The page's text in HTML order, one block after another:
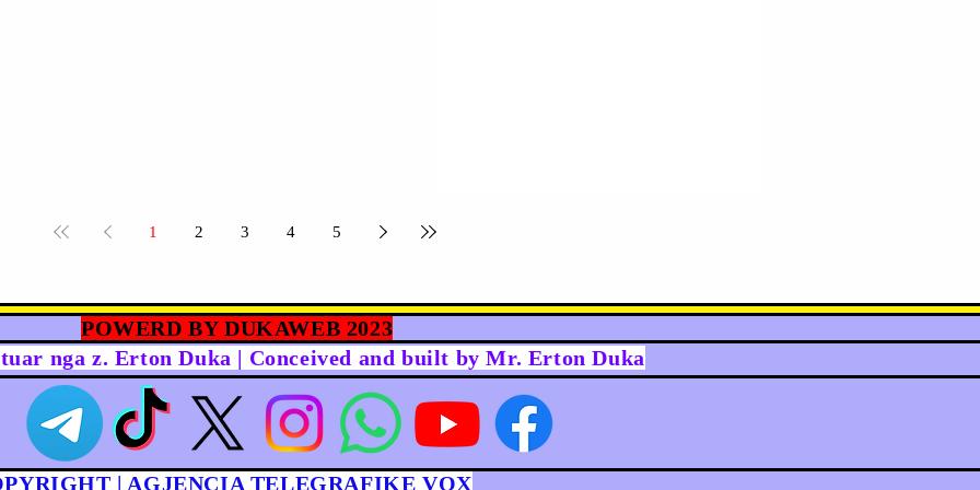
1 2 3 4 5
POWERD BY DUKAWEB 2023
nga z. Erton Duka | Conceived and built by Mr. Erton Duka
| AGJENCIA TELEGRAFIKE VOX